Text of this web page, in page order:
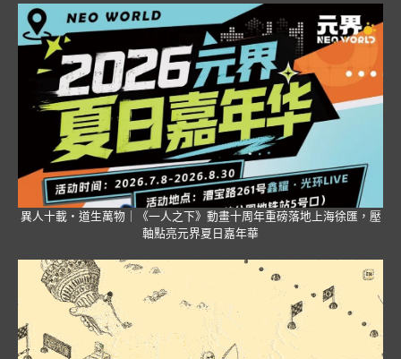
異人十載・道生萬物｜《一人之下》動畫十周年重磅落地上海徐匯，壓
軸點亮元界夏日嘉年華